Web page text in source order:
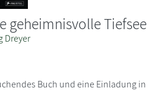
geheimnisvolle Tiefsee
Dreyer
Buch und eine Einladung in